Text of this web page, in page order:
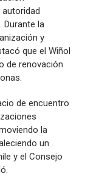
autoridad
Durante la
y
que el Wiñol
de renovación
de encuentro
la
un
y el Consejo